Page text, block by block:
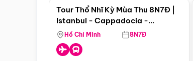
Tour Thổ Nhĩ Kỳ Mùa Thu 8N7Đ |
Istanbul - Cappadocia -
Pamukkale
Hồ Chí Minh 8N7Đ